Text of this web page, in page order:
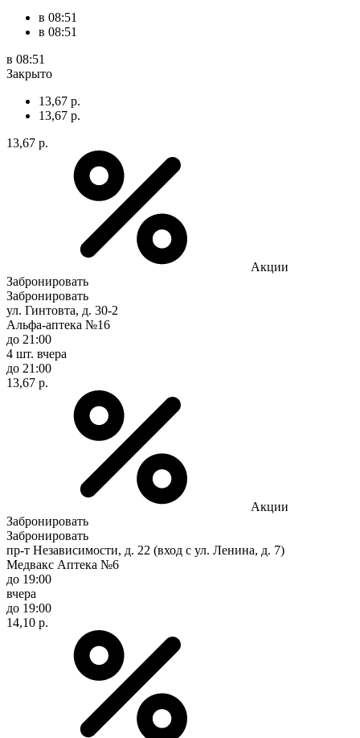
в 08:51
в 08:51
в 08:51
Закрыто
13,67 р.
13,67 р.
13,67 р.
Акции
Забронировать
Забронировать
ул. Гинтовта, д. 30-2
Альфа-аптека №16
до 21:00
4 шт. вчера
до 21:00
13,67 р.
Акции
Забронировать
Забронировать
пр-т Независимости, д. 22 (вход с ул. Ленина, д. 7)
Медвакс Аптека №6
до 19:00
вчера
до 19:00
14,10 р.